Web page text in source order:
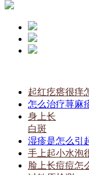
起红疙瘩很痒
怎么治疗荨麻
身上长
白斑
湿疹是怎么引
手上起小水泡
脸上长痘痘怎